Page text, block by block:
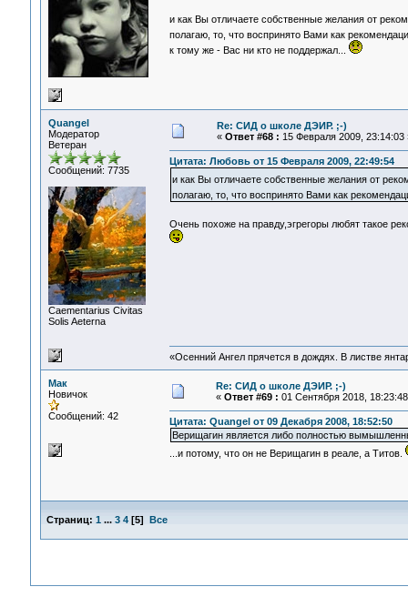
и как Вы отличаете собственные желания от
полагаю, то, что воспринято Вами как
к тому же - Вас ни кто не поддержал...
Quangel
Модератор
Ветеран
Сообщений: 7735
Сaementarius Civitas
Solis Aeterna
Re: СИД о школе ДЭИР. ;-)
« Ответ #68 : 15 Февраля 2009, 23:14:03
Цитата: Любовь от 15 Февраля 2009, 22:49:54
и как Вы отличаете собственные желания от
полагаю, то, что воспринято Вами как
Очень похоже на правду,эгрегоры любят такое
«Осенний Ангел прячется в дождях. В листве
Мак
Новичок
Сообщений: 42
Re: СИД о школе ДЭИР. ;-)
« Ответ #69 : 01 Сентября 2018,
Цитата: Quangel от 09 Декабря 2008, 18:52:50
Верищагин является либо полностью
...и потому, что он не Верищагин в реале, а Титов.
Страниц: 1 ... 3 4[5] Все